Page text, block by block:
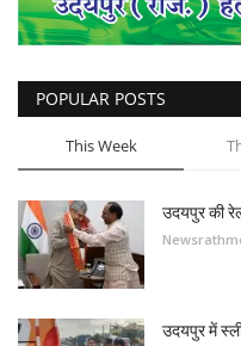
POPULAR POSTS
This Week
उदयपुर की
उदयपुर में